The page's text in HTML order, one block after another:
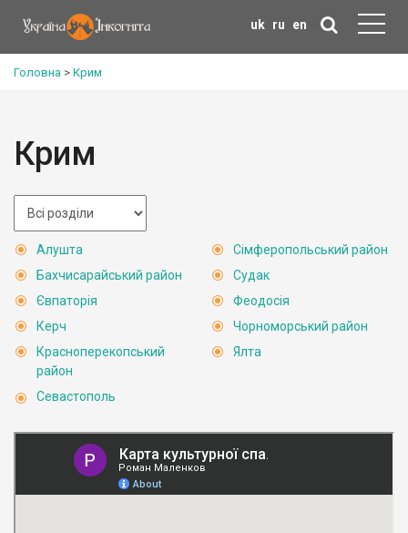
uk ru en
Головна > Крим
Крим
Алушта
Бахчисарайський район
Євпаторія
Керч
Красноперекопський
район
Севастополь
Сімферопольський район
Судак
Феодосія
Чорноморський район
Ялта